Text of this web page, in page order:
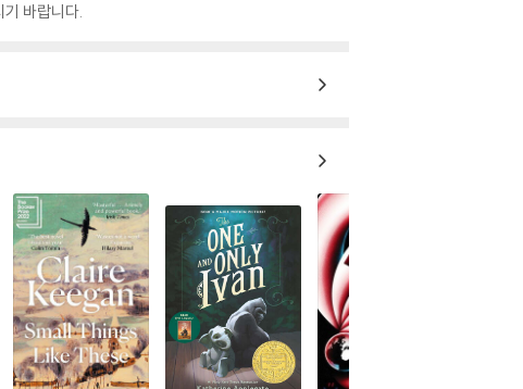
바랍니다.